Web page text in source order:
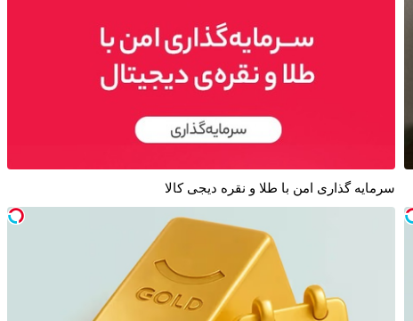
سرمایه گذاری امن با طلا و نقره دیجی کالا